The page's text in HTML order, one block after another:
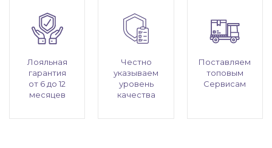
Лояльная
гарантия
от 6 до 12
месяцев
Честно
указываем
уровень
качества
Поставляем
топовым
Сервисам